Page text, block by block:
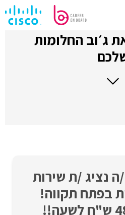
ג׳וב החלומות
ה נציג /ת שירות
בפתח תקווה!
ממ' 48 ש"ח לשעה!!